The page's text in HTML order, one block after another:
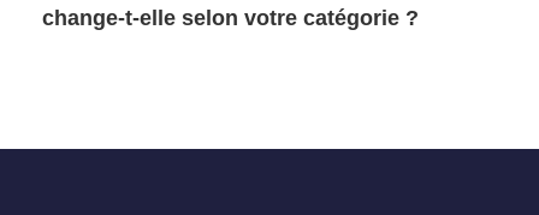
change-t-elle selon votre catégorie ?